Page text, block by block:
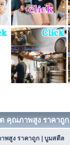
คุณภาพสูง ราคาถู
พสูง ราคาถูก | บูมสตีล